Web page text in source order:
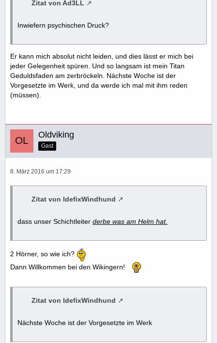
Zitat von Ad3LL
Inwiefern psychischen Druck?
Er kann mich absolut nicht leiden, und dies lässt er mich bei
jeder Gelegenheit spüren. Und so langsam ist mein Titan
Geduldsfaden am zerbröckeln. Nächste Woche ist der
Vorgesetzte im Werk, und da werde ich mal mit ihm reden
(müssen).
Oldviking
Gast
8. März 2016 um 17:29
Zitat von IdefixWindhund
dass unser Schichtleiter derbe was am Helm hat.
2 Hörner, so wie ich?
Dann Willkommen bei den Wikingern!
Zitat von IdefixWindhund
Nächste Woche ist der Vorgesetzte im Werk